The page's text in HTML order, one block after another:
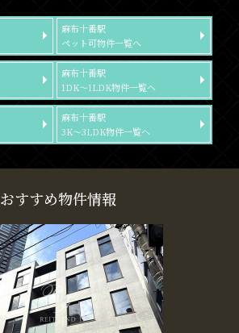
麻布十番駅
ペット可物件一覧へ
麻布十番駅
1DK～1LDK物件一覧へ
麻布十番駅
3K～3LDK物件一覧へ
おすすめ物件情報